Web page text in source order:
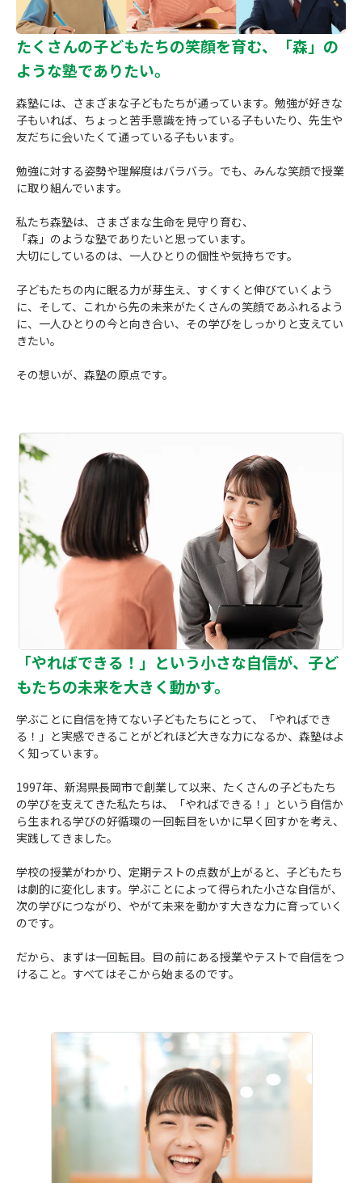
たくさんの子どもたちの笑顔を育む、「森」の
ような塾でありたい。
森塾には、さまざまな子どもたちが通っています。勉強が好きな
子もいれば、ちょっと苦手意識を持っている子もいたり、先生や
友だちに会いたくて通っている子もいます。
勉強に対する姿勢や理解度はバラバラ。でも、みんな笑顔で授業
に取り組んでいます。
私たち森塾は、さまざまな生命を見守り育む、
「森」のような塾でありたいと思っています。
大切にしているのは、一人ひとりの個性や気持ちです。
子どもたちの内に眠る力が芽生え、すくすくと伸びていくよう
に、そして、これから先の未来がたくさんの笑顔であふれるよう
に、一人ひとりの今と向き合い、その学びをしっかりと支えてい
きたい。
その想いが、森塾の原点です。
「やればできる！」という小さな自信が、 子ど
もたちの未来を大きく動かす。
学ぶことに自信を持てない子どもたちにとって、「やればでき
る！」と実感できることがどれほど大きな力になるか、森塾はよ
く知っています。
1997年、新潟県長岡市で創業して以来、たくさんの子どもたち
の学びを支えてきた私たちは、「やればできる！」という自信か
ら生まれる学びの好循環の一回転目をいかに早く回すかを考え、
実践してきました。
学校の授業がわかり、定期テストの点数が上がると、子どもたち
は劇的に変化します。学ぶことによって得られた小さな自信が、
次の学びにつながり、やがて未来を動かす大きな力に育っていく
のです。
だから、まずは一回転目。目の前にある授業やテストで自信をつ
けること。すべてはそこから始まるのです。